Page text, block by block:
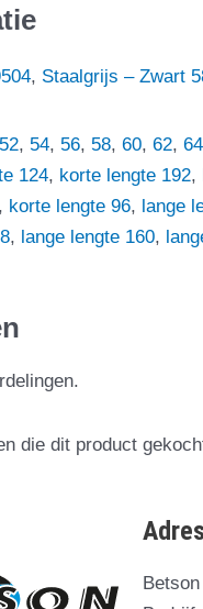
, Staalgrijs – Zwart
52, 54, 56, 58, 60, 62, 64
124, korte lengte 192,
, korte lengte 96, lange
, lange lengte 160,
die dit product
Betson